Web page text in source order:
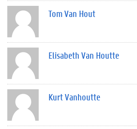
Tom Van Hout
Elisabeth Van Houtte
Kurt Vanhoutte